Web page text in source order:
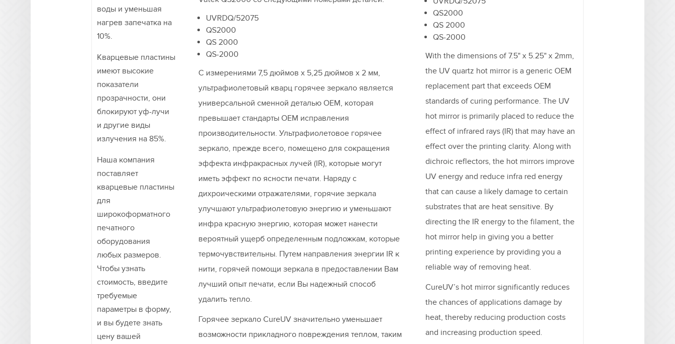
воды и уменьшая
нагрев запечатка на
10%.
Кварцевые пластины
имеют высокие
показатели
прозрачности, они
блокируют уф-лучи
и другие виды
излучения на 85%.
Наша компания
поставляет
кварцевые пластины
для
широкоформатного
печатного
оборудования
любых размеров.
Чтобы узнать
стоимость, введите
требуемые
параметры в форму,
и вы будете знать
цену вашей
UVRDQ/52075
QS2000
QS 2000
QS-2000
С измерениями 7,5 дюймов x 5,25 дюймов x 2 мм,
ультрафиолетовый кварц горячее зеркало является
универсальной сменной деталью OEM, которая
превышает стандарты OEM исправления
производительности. Ультрафиолетовое горячее
зеркало, прежде всего, помещено для сокращения
эффекта инфракрасных лучей (IR), которые могут
иметь эффект по ясности печати. Наряду с
дихроическими отражателями, горячие зеркала
улучшают ультрафиолетовую энергию и уменьшают
инфра красную энергию, которая может нанести
вероятный ущерб определенным подложкам, которые
термочувствительны. Путем направления энергии IR к
нити, горячей помощи зеркала в предоставлении Вам
лучший опыт печати, если Вы надежный способ
удалить тепло.
Горячее зеркало CureUV значительно уменьшает
возможности прикладного повреждения теплом, таким
QS2000
QS 2000
QS-2000
With the dimensions of 7.5" x 5.25" x 2mm,
the UV quartz hot mirror is a generic OEM
replacement part that exceeds OEM
standards of curing performance. The UV
hot mirror is primarily placed to reduce the
effect of infrared rays (IR) that may have an
effect over the printing clarity. Along with
dichroic reflectors, the hot mirrors improve
UV energy and reduce infra red energy
that can cause a likely damage to certain
substrates that are heat sensitive. By
directing the IR energy to the filament, the
hot mirror help in giving you a better
printing experience by providing you a
reliable way of removing heat.
CureUV’s hot mirror significantly reduces
the chances of applications damage by
heat, thereby reducing production costs
and increasing production speed.